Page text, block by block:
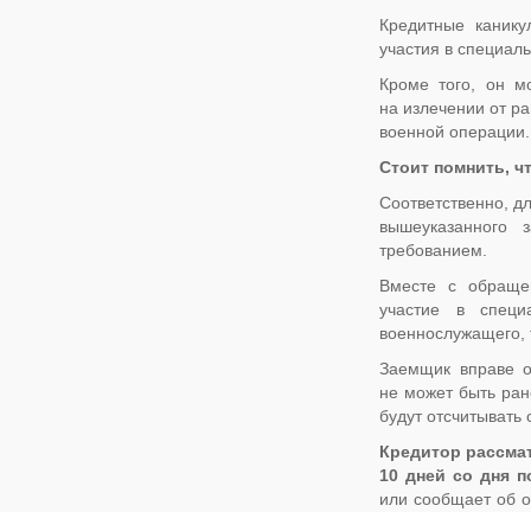
Кредитные
участия в
Кроме того, он
на излечении от
военной операции.
Стоит помнить,
Соответственно,
требованием.
Вместе с
участие в
военнослужащего,
Заемщик вправе
не может быть
будут
Кредитор
10 дней со дня
или сообщает об